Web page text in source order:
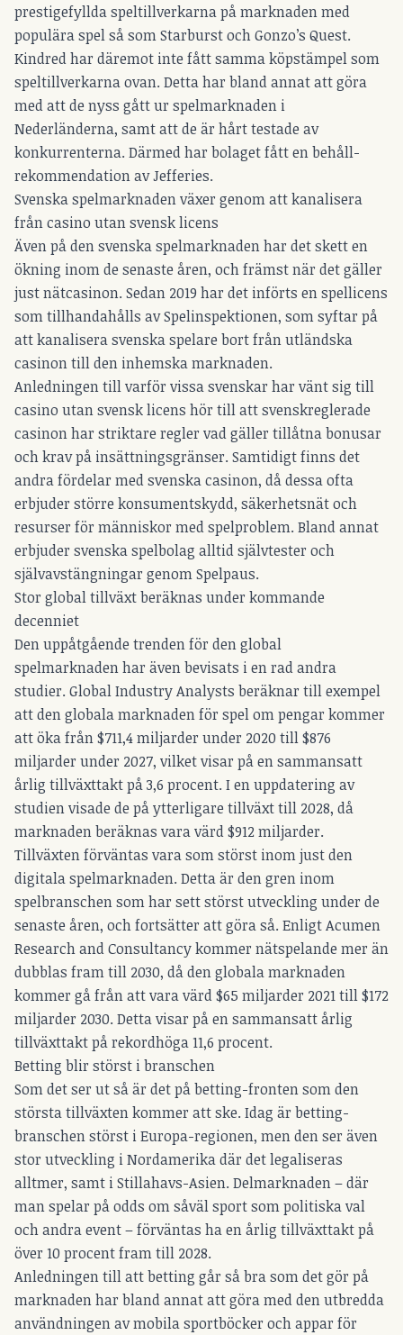
prestigefyllda speltillverkarna på marknaden med
populära spel så som Starburst och Gonzo’s Quest.
Kindred har däremot inte fått samma köpstämpel som
speltillverkarna ovan. Detta har bland annat att göra
med att de nyss gått ur spelmarknaden i
Nederländerna, samt att de är hårt testade av
konkurrenterna. Därmed har bolaget fått en behåll-
rekommendation av Jefferies.
Svenska spelmarknaden växer genom att kanalisera
från casino utan svensk licens
Även på den svenska spelmarknaden har det skett en
ökning inom de senaste åren, och främst när det gäller
just nätcasinon. Sedan 2019 har det införts en spellicens
som tillhandahålls av Spelinspektionen, som syftar på
att kanalisera svenska spelare bort från utländska
casinon till den inhemska marknaden.
Anledningen till varför vissa svenskar har vänt sig till
casino utan svensk licens hör till att svenskreglerade
casinon har striktare regler vad gäller tillåtna bonusar
och krav på insättningsgränser. Samtidigt finns det
andra fördelar med svenska casinon, då dessa ofta
erbjuder större konsumentskydd, säkerhetsnät och
resurser för människor med spelproblem. Bland annat
erbjuder svenska spelbolag alltid självtester och
självavstängningar genom Spelpaus.
Stor global tillväxt beräknas under kommande
decenniet
Den uppåtgående trenden för den global
spelmarknaden har även bevisats i en rad andra
studier. Global Industry Analysts beräknar till exempel
att den globala marknaden för spel om pengar kommer
att öka från $711,4 miljarder under 2020 till $876
miljarder under 2027, vilket visar på en sammansatt
årlig tillväxttakt på 3,6 procent. I en uppdatering av
studien visade de på ytterligare tillväxt till 2028, då
marknaden beräknas vara värd $912 miljarder.
Tillväxten förväntas vara som störst inom just den
digitala spelmarknaden. Detta är den gren inom
spelbranschen som har sett störst utveckling under de
senaste åren, och fortsätter att göra så. Enligt Acumen
Research and Consultancy kommer nätspelande mer än
dubblas fram till 2030, då den globala marknaden
kommer gå från att vara värd $65 miljarder 2021 till $172
miljarder 2030. Detta visar på en sammansatt årlig
tillväxttakt på rekordhöga 11,6 procent.
Betting blir störst i branschen
Som det ser ut så är det på betting-fronten som den
största tillväxten kommer att ske. Idag är betting-
branschen störst i Europa-regionen, men den ser även
stor utveckling i Nordamerika där det legaliseras
alltmer, samt i Stillahavs-Asien. Delmarknaden – där
man spelar på odds om såväl sport som politiska val
och andra event – förväntas ha en årlig tillväxttakt på
över 10 procent fram till 2028.
Anledningen till att betting går så bra som det gör på
marknaden har bland annat att göra med den utbredda
användningen av mobila sportböcker och appar för